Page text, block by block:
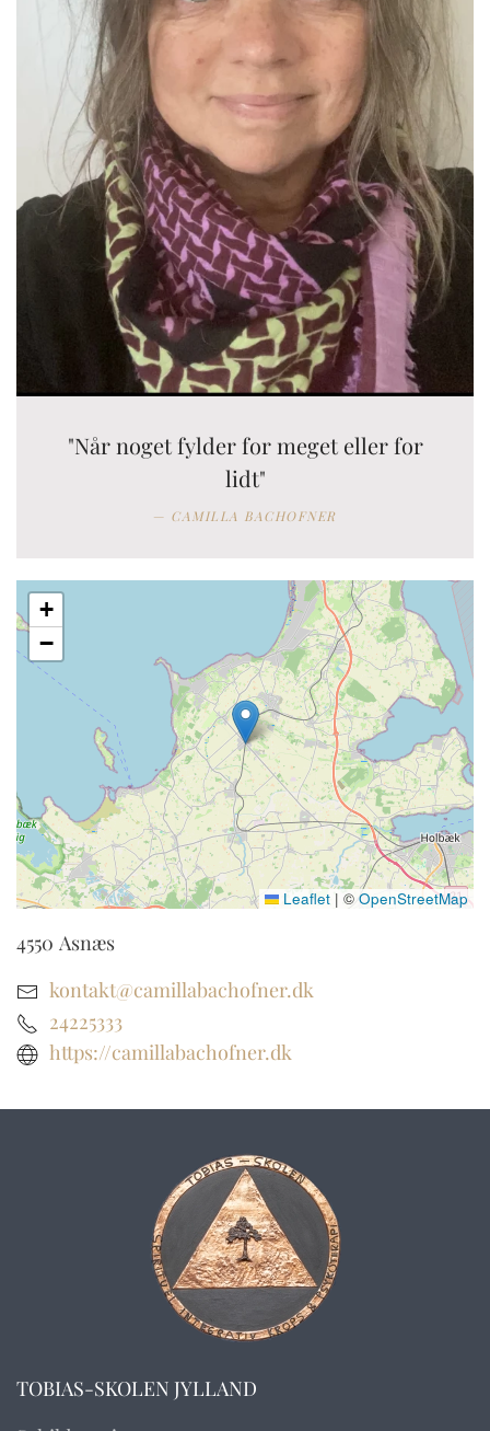
"Når noget fylder for meget eller for
lidt"
CAMILLA BACHOFNER
+
−
Leaflet | © OpenStreetMap
4550 Asnæs
kontakt@camillabachofner.dk
24225333
https://camillabachofner.dk
TOBIAS-SKOLEN JYLLAND